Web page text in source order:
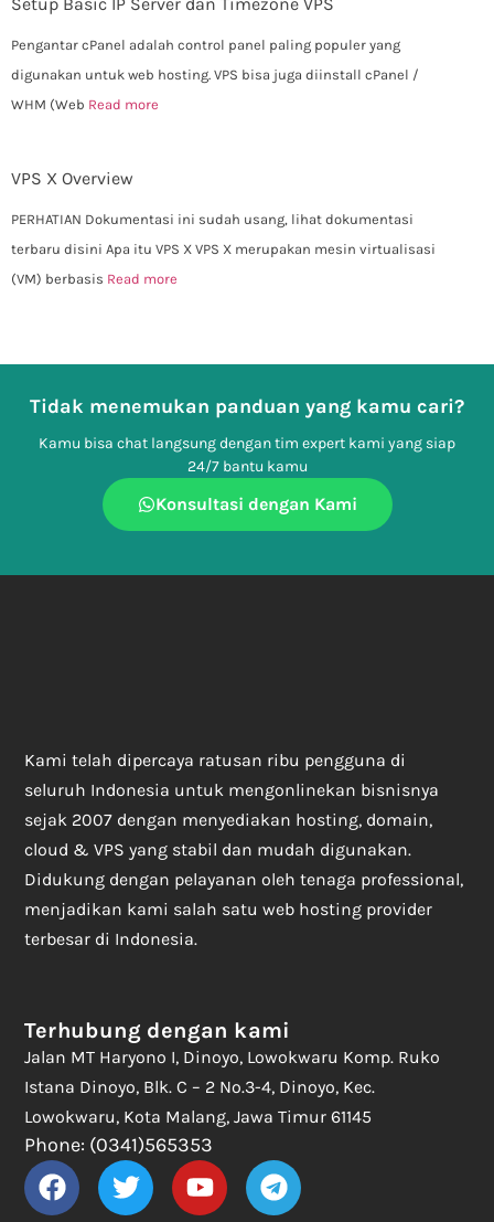
Pengantar cPanel adalah control panel paling populer yang
digunakan untuk web hosting. VPS bisa juga diinstall cPanel /
WHM (Web Read more
VPS X Overview
PERHATIAN Dokumentasi ini sudah usang, lihat dokumentasi
terbaru disini Apa itu VPS X VPS X merupakan mesin virtualisasi
(VM) berbasis Read more
Tidak menemukan panduan yang kamu cari?
Kamu bisa chat langsung dengan tim expert kami yang siap
24/7 bantu kamu
Konsultasi dengan Kami
Kami telah dipercaya ratusan ribu pengguna di
seluruh Indonesia untuk mengonlinekan bisnisnya
sejak 2007 dengan menyediakan hosting, domain,
cloud & VPS yang stabil dan mudah digunakan.
Didukung dengan pelayanan oleh tenaga professional,
menjadikan kami salah satu web hosting provider
terbesar di Indonesia.
Terhubung dengan kami
Jalan MT Haryono I, Dinoyo, Lowokwaru Komp. Ruko
Istana Dinoyo, Blk. C – 2 No.3-4, Dinoyo, Kec.
Lowokwaru, Kota Malang, Jawa Timur 61145
Phone: (0341)565353